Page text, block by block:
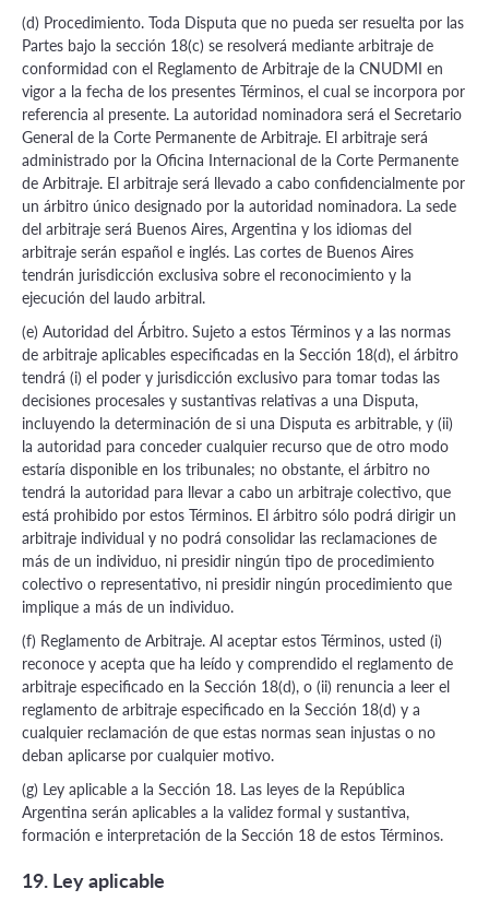
(d) Procedimiento. Toda Disputa que no pueda ser resuelta por las
Partes bajo la sección 18(c) se resolverá mediante arbitraje de
conformidad con el Reglamento de Arbitraje de la CNUDMI en
vigor a la fecha de los presentes Términos, el cual se incorpora por
referencia al presente. La autoridad nominadora será el Secretario
General de la Corte Permanente de Arbitraje. El arbitraje será
administrado por la Oficina Internacional de la Corte Permanente
de Arbitraje. El arbitraje será llevado a cabo confidencialmente por
un árbitro único designado por la autoridad nominadora. La sede
del arbitraje será Buenos Aires, Argentina y los idiomas del
arbitraje serán español e inglés. Las cortes de Buenos Aires
tendrán jurisdicción exclusiva sobre el reconocimiento y la
ejecución del laudo arbitral.
(e) Autoridad del Árbitro. Sujeto a estos Términos y a las normas
de arbitraje aplicables especificadas en la Sección 18(d), el árbitro
tendrá (i) el poder y jurisdicción exclusivo para tomar todas las
decisiones procesales y sustantivas relativas a una Disputa,
incluyendo la determinación de si una Disputa es arbitrable, y (ii)
la autoridad para conceder cualquier recurso que de otro modo
estaría disponible en los tribunales; no obstante, el árbitro no
tendrá la autoridad para llevar a cabo un arbitraje colectivo, que
está prohibido por estos Términos. El árbitro sólo podrá dirigir un
arbitraje individual y no podrá consolidar las reclamaciones de
más de un individuo, ni presidir ningún tipo de procedimiento
colectivo o representativo, ni presidir ningún procedimiento que
implique a más de un individuo.
(f) Reglamento de Arbitraje. Al aceptar estos Términos, usted (i)
reconoce y acepta que ha leído y comprendido el reglamento de
arbitraje especificado en la Sección 18(d), o (ii) renuncia a leer el
reglamento de arbitraje especificado en la Sección 18(d) y a
cualquier reclamación de que estas normas sean injustas o no
deban aplicarse por cualquier motivo.
(g) Ley aplicable a la Sección 18. Las leyes de la República
Argentina serán aplicables a la validez formal y sustantiva,
formación e interpretación de la Sección 18 de estos Términos.
19. Ley aplicable